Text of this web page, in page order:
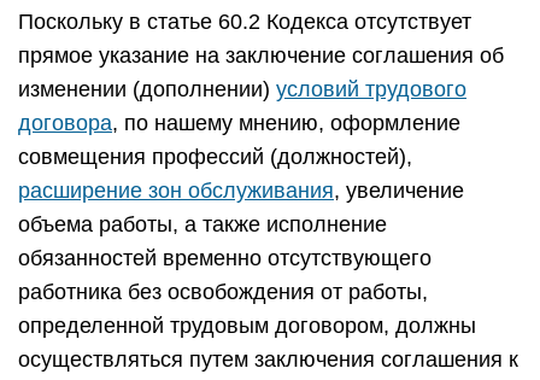
Поскольку в статье 60.2 Кодекса отсутствует
прямое указание на заключение соглашения об
изменении (дополнении) условий трудового
договора, по нашему мнению, оформление
совмещения профессий (должностей),
расширение зон обслуживания, увеличение
объема работы, а также исполнение
обязанностей временно отсутствующего
работника без освобождения от работы,
определенной трудовым договором, должны
осуществляться путем заключения соглашения к